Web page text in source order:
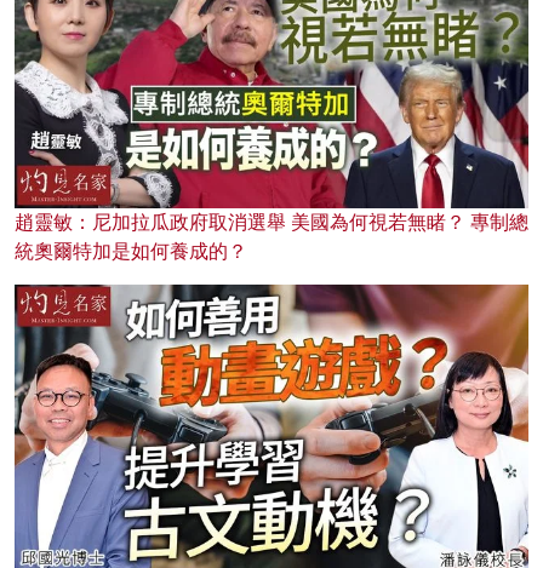
趙靈敏：尼加拉瓜政府取消選舉 美國為何視若無睹？ 專制總
統奧爾特加是如何養成的？